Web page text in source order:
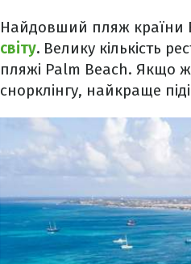
Найдовший пляж країни
світу. Велику кількість
пляжі Palm Beach. Якщо
снорклінгу, найкраще